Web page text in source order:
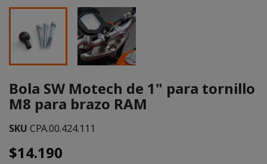
Bola SW Motech de 1" para tornillo
M8 para brazo RAM
SKU CPA.00.424.111
$14.190